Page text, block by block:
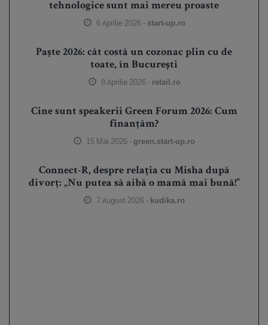
tehnologice sunt mai mereu proaste
6 Aprilie 2026 - start-up.ro
Paște 2026: cât costă un cozonac plin cu de
toate, în București
8 Aprilie 2026 - retail.ro
Cine sunt speakerii Green Forum 2026: Cum
finanțăm?
15 Mai 2026 - green.start-up.ro
Connect-R, despre relația cu Misha după
divorț: „Nu putea să aibă o mamă mai bună!”
7 August 2026 - kudika.ro